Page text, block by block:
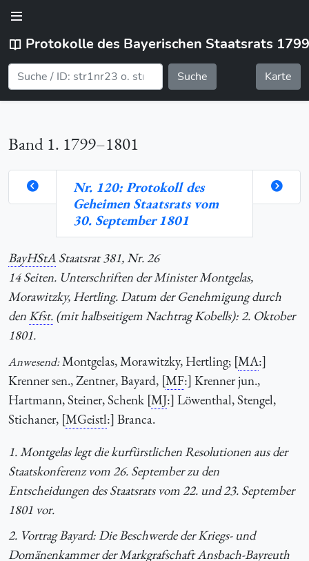
Protokolle des Bayerischen Staatsrats
Suche Karte
Band 1. 1799–1801
Nr. 120: Protokoll des
Geheimen Staatsrats vom
30. September 1801
BayHStA Staatsrat 381, Nr. 26
14 Seiten. Unterschriften der Minister Montgelas,
Morawitzky, Hertling. Datum der Genehmigung durch
den Kfst. (mit halbseitigem Nachtrag Kobells): 2. Oktober
1801.
Anwesend:Montgelas, Morawitzky, Hertling; [MA:]
Krenner sen., Zentner, Bayard, [MF:] Krenner jun.,
Hartmann, Steiner, Schenk [MJ:] Löwenthal, Stengel,
Stichaner, [MGeistl:] Branca.
1. Montgelas legt die kurfürstlichen Resolutionen aus der
Staatskonferenz vom 26. September zu den
Entscheidungen des Staatsrats vom 22. und 23. September
1801 vor.
2. Vortrag Bayard: Die Beschwerde der Kriegs- und
Domänenkammer der Markgrafschaft Ansbach-Bayreuth